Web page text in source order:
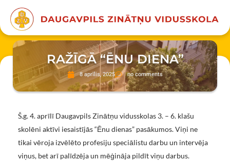
RAŽĪGĀ “ĒNU DIENA”
8 aprīlis, 2025 no comments
Š.g. 4. aprīlī Daugavpils Zinātņu vidusskolas 3. – 6. klašu
skolēni aktīvi iesaistījās “Ēnu dienas” pasākumos. Viņi ne
tikai vēroja izvēlēto profesiju speciālistu darbu un intervēja
viņus, bet arī palīdzēja un mēģināja pildīt viņu darbus.